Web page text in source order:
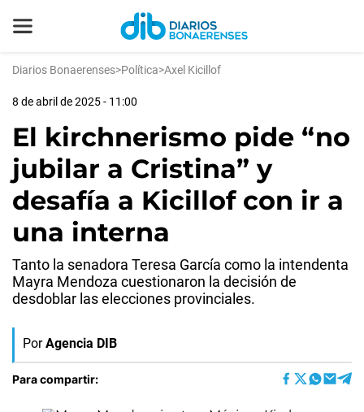
Diarios Bonaerenses>Política>Axel Kicillof
8 de abril de 2025 - 11:00
El kirchnerismo pide “no
jubilar a Cristina” y
desafía a Kicillof con ir a
una interna
Tanto la senadora Teresa García como la intendenta
Mayra Mendoza cuestionaron la decisión de
desdoblar las elecciones provinciales.
Por Agencia DIB
Para compartir: